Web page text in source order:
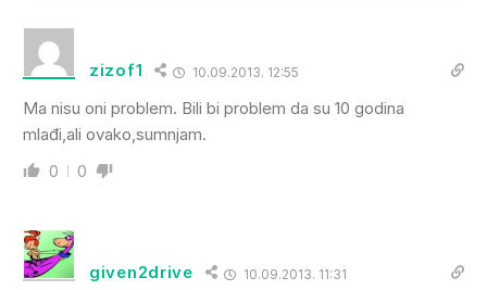
zizof1 10.09.2013. 12:55
Ma nisu oni problem. Bili bi problem da su 10 godina
mlađi,ali ovako,sumnjam.
0 0
given2drive 10.09.2013. 11:31